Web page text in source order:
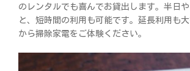
のレンタルでも喜んでお貸出します。半日
と、短時間の利用も可能です。延長利用も
から掃除家電をご体験ください。